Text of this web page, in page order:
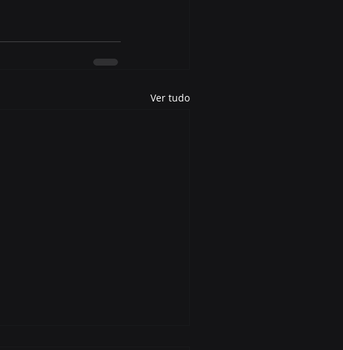
Ver tudo